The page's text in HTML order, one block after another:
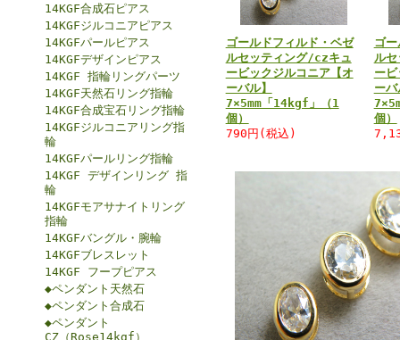
14KGF合成石ピアス
14KGFジルコニアピアス
14KGFパールピアス
14KGFデザインピアス
14KGF 指輪リングパーツ
14KGF天然石リング指輪
14KGF合成宝石リング指輪
14KGFジルコニアリング指
輪
14KGFパールリング指輪
14KGF デザインリング 指
輪
14KGFモアサナイトリング
指輪
14KGFバングル・腕輪
14KGFブレスレット
14KGF フープピアス
◆ペンダント天然石
◆ペンダント合成石
◆ペンダント
CZ（Rose14kgf）
ゴールドフィルド・ベゼ
ルセッティング/czキュ
ービックジルコニア【オ
ーバル】
7×5mm「14kgf」（1
個）
790円(税込)
ゴ
ル
ー
ーバ
個）